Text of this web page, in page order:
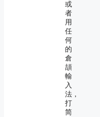
或
者
用
任
何
的
倉
頡
輸
入
法，
打
简